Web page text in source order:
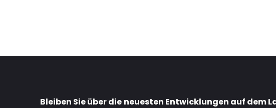
Bleiben Sie über die neuesten Entwicklungen auf dem